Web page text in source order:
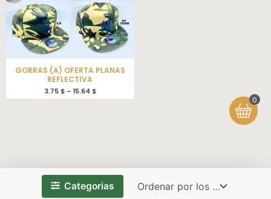
Categorias
GORRAS (A) OFERTA PLANAS
REFLECTIVA
3.75 $– 15.64 $
0